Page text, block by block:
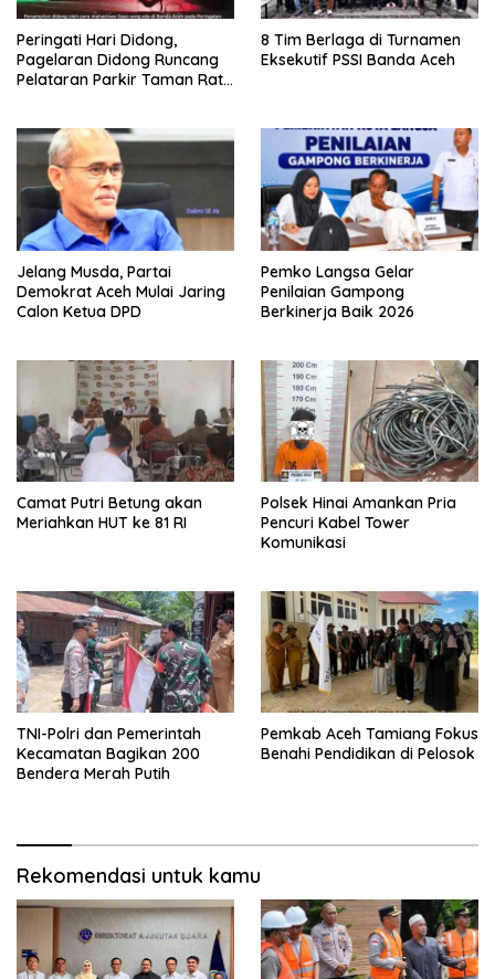
Peringati Hari Didong,
Pagelaran Didong Runcang
Pelataran Parkir Taman Ratu
8 Tim Berlaga di Turnamen
Eksekutif PSSI Banda Aceh
Jelang Musda, Partai
Demokrat Aceh Mulai Jaring
Calon Ketua DPD
Pemko Langsa Gelar
Penilaian Gampong
Berkinerja Baik 2026
Camat Putri Betung akan
Meriahkan HUT ke 81 RI
Polsek Hinai Amankan Pria
Pencuri Kabel Tower
Komunikasi
TNI-Polri dan Pemerintah
Kecamatan Bagikan 200
Bendera Merah Putih
Pemkab Aceh Tamiang Fokus
Benahi Pendidikan di Pelosok
Rekomendasi untuk kamu